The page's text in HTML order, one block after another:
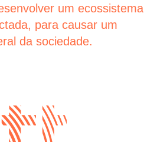
um ecossistema
para causar um
da sociedade.